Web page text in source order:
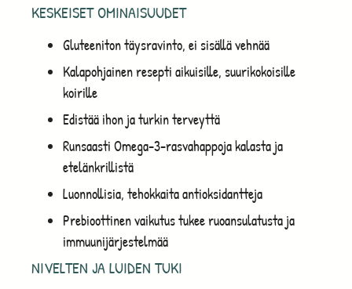
KESKEISET OMINAISUUDET
Gluteeniton täysravinto, ei sisällä vehnää
Kalapohjainen resepti aikuisille, suurikokoisille
koirille
Edistää ihon ja turkin terveyttä
Runsaasti Omega-3-rasvahappoja kalasta ja
etelänkrillistä
Luonnollisia, tehokkaita antioksidantteja
Prebioottinen vaikutus tukee ruoansulatusta ja
immuunijärjestelmää
NIVELTEN JA LUIDEN TUKI